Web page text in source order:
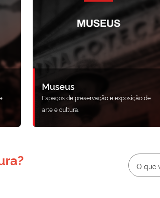
Museus
Espaços de preservação e exposição de
arte e cultura.